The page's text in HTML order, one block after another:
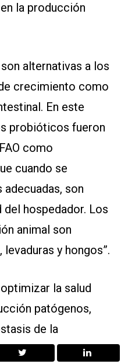
la producción
alternativas a los
crecimiento como
En este
probióticos fueron
como
cuando se
son
hospedador. Los
animal son
y hongos”.
la salud
patógenos,
de la
intestinal,